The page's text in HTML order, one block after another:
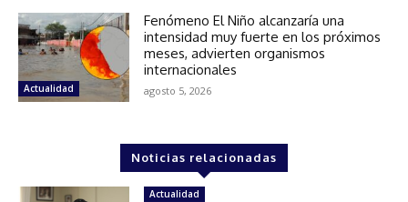
Actualidad
Fenómeno El Niño alcanzaría una
intensidad muy fuerte en los próximos
meses, advierten organismos
internacionales
agosto 5, 2026
Noticias relacionadas
Actualidad